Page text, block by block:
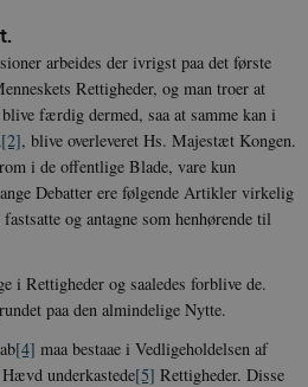
arbeides der ivrigst paa det første
Rettigheder, og man troer at
færdig dermed, saa at samme kan i
[2], blive overleveret Hs. Majestæt Kongen.
i de offentlige Blade, vare kun
Debatter ere følgende Artikler virkelig
og antagne som henhørende til
i Rettigheder og saaledes forblive de.
paa den almindelige Nytte.
[4] maa bestaae i Vedligeholdelsen af
Hævd underkastede[5] Rettigheder. Disse